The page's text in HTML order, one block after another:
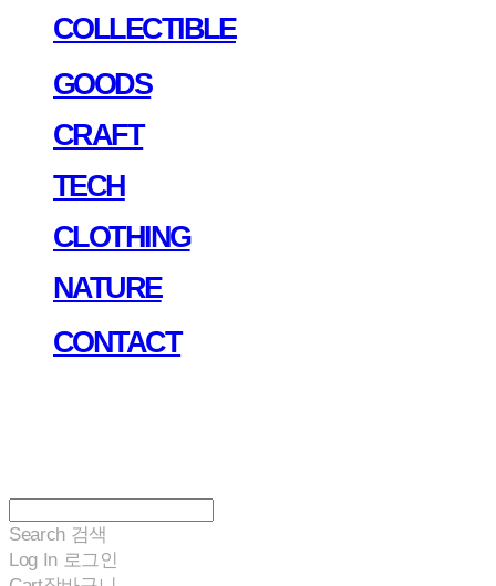
COLLECTIBLE
GOODS
CRAFT
TECH
CLOTHING
NATURE
CONTACT
Search 검색
Log In 로그인